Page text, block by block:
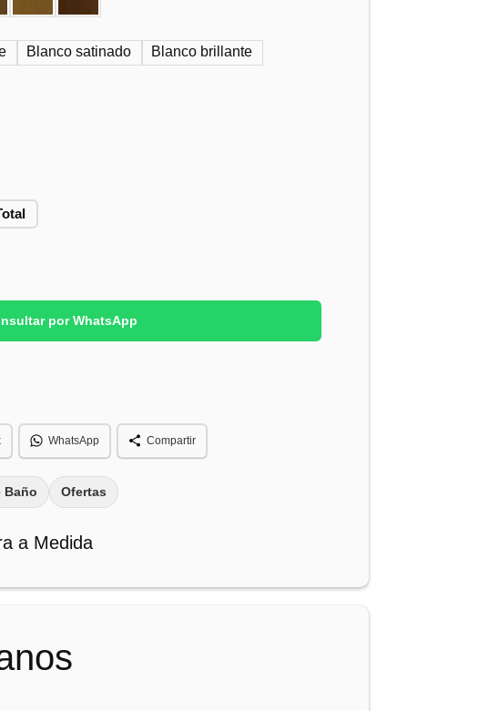
Blanco satinado Blanco brillante
por WhatsApp
WhatsApp Compartir
Baño Ofertas
a Medida